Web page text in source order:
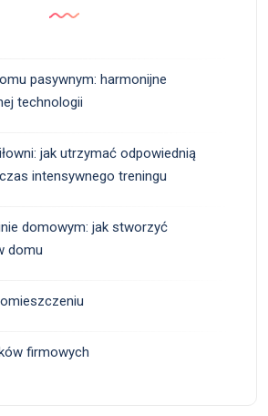
pasywnym: harmonijne
technologii
jak utrzymać odpowiednią
intensywnego treningu
domowym: jak stworzyć
domu
firmowych